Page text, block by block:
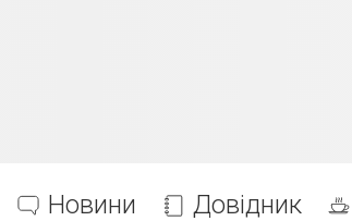
Новини Довідник